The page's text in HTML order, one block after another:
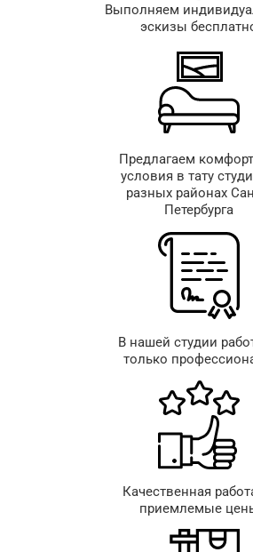
Выполняем
эскизы
Предлагаем
условия в тату
разных районах
Петербурга
В нашей студии
только
Качественная
приемлемые